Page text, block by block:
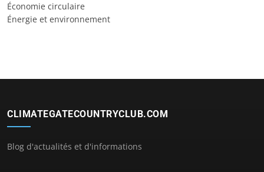
Économie circulaire
Énergie et environnement
CLIMATEGATECOUNTRYCLUB.COM
Blog d'actualités et d'informations